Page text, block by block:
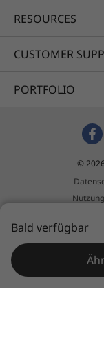
können.
Die
RESOURCES
CUSTOMER
PORTFOLIO
©
Bald verfügbar